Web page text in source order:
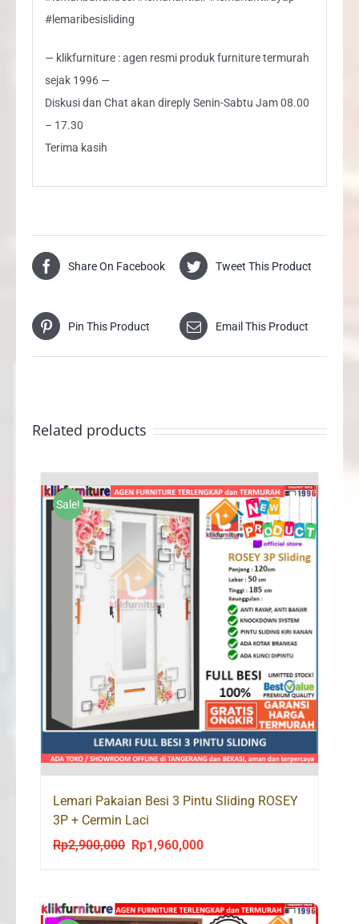
#lemaribesisliding
— klikfurniture : agen resmi produk furniture termurah
sejak 1996 —
Diskusi dan Chat akan direply Senin-Sabtu Jam 08.00
– 17.30
Terima kasih
Share On Facebook Tweet This Product
Pin This Product Email This Product
Related products
Sale!
Lemari Pakaian Besi 3 Pintu Sliding ROSEY
3P + Cermin Laci
Rp2,900,000
Original
Rp2,900,000.
Rp1,960,000Current
Rp1,960,000.